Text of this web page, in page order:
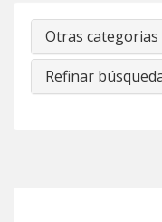
Otras categorias
Refinar